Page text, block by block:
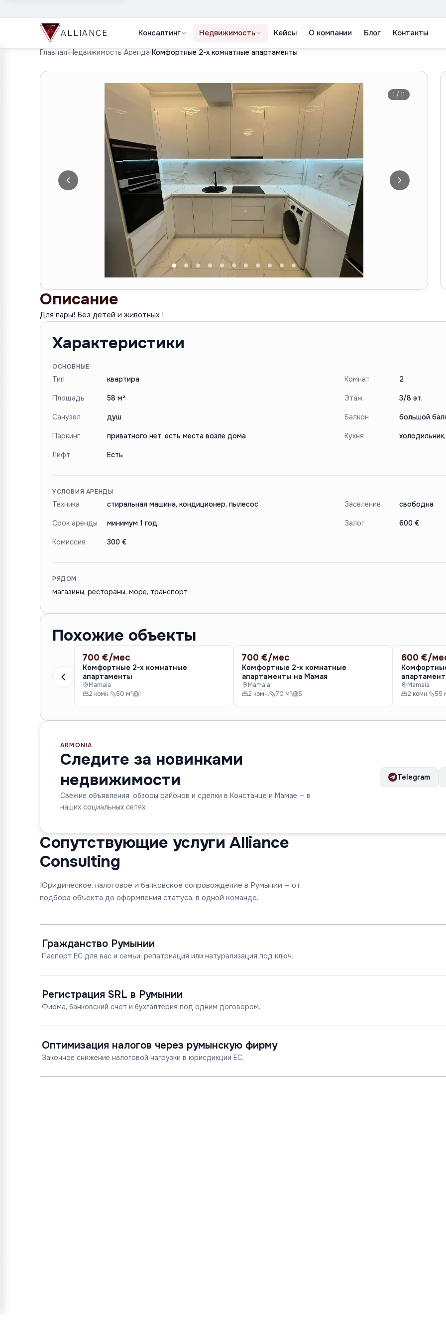
ALLIANCE Консалтинг Недвижимость Кейсы О компании Блог Контакты
Главная›Недвижимость›Аренда›Комфортные 2-х комнатные апартаменты
1 / 11
Описание
Для пары! Без детей и животных !
Характеристики
ОСНОВНЫЕ
Тип квартира Комнат 2
Площадь 58 м² Этаж 3/8 эт.
Санузел душ Балкон большой
Паркинг приватного нет, есть места возле дома Кухня
Лифт Есть
УСЛОВИЯ АРЕНДЫ
Техника стиральная машина, кондиционер, пылесос Заселение свободна
Срок аренды минимум 1 год Залог 600 €
Комиссия 300 €
РЯДОМ
магазины, рестораны, море, транспорт
Похожие объекты
АРЕНДА
700 €/мес
Комфортные 2-х комнатные
апартаменты
Mamaia
2 комн.
50 м² 1
АРЕНДА
700 €/мес
Комфортные 2-х комнатные
апартаменты на Мамая
Mamaia
2 комн.
70 м² 5
АРЕНДА
600 €/
Mamaia
2 комн.
55
ARMONIA
Следите за новинками
недвижимости
Свежие объявления, обзоры районов и сделки в Констанце и Мамае — в
наших социальных сетях.
Telegram
Сопутствующие услуги Alliance
Consulting
Юридическое, налоговое и банковское сопровождение в Румынии — от
подбора объекта до оформления статуса, в одной команде.
Гражданство Румынии
Паспорт ЕС для вас и семьи: репатриация или натурализация под ключ.
Регистрация SRL в Румынии
Фирма, банковский счёт и бухгалтерия под одним договором.
Оптимизация налогов через румынскую фирму
Законное снижение налоговой нагрузки в юрисдикции ЕС.